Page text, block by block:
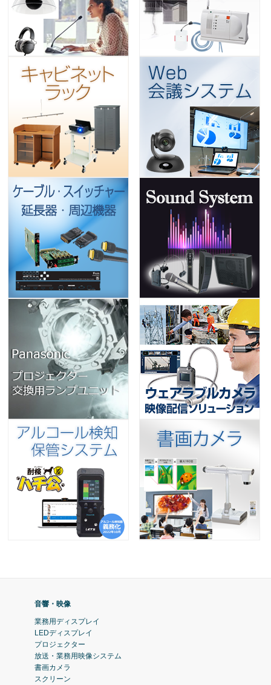
音響・映像
業務用ディスプレイ
LEDディスプレイ
プロジェクター
放送・業務用映像システム
書画カメラ
スクリーン